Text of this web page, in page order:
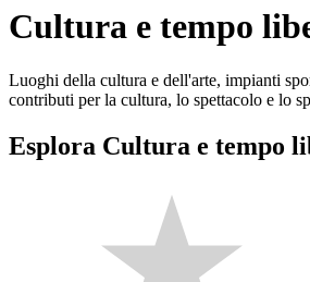
Cultura e tempo
Luoghi della cultura e dell'arte, impianti
contributi per la cultura, lo spettacolo e lo
Esplora Cultura e tempo